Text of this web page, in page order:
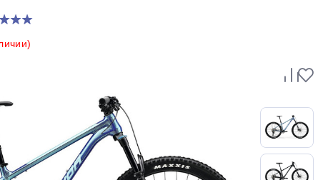
оплату
на части
без